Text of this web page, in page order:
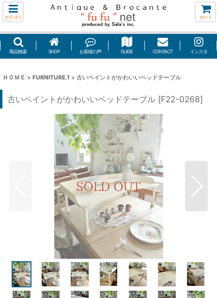
カテゴリ カート
商品検索 SHOP お客様の声 GUIDE CONTACT インスタ
ＨＯＭＥ > FURNITURE.1 > 古いペイントがかわいいベッドテーブル
古いペイントがかわいいベッドテーブル [F22-0268]